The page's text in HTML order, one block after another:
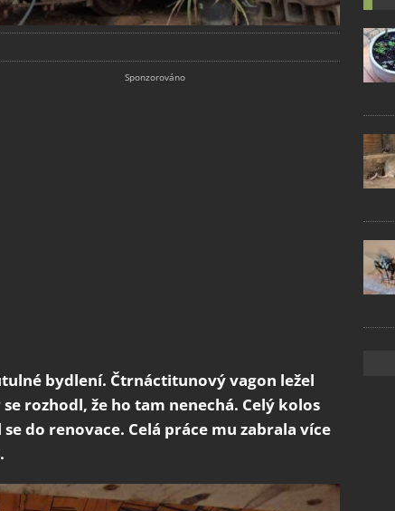
bydlení. Čtrnáctitunový vagon ležel
rozhodl, že ho tam nenechá. Celý kolos
do renovace. Celá práce mu zabrala více